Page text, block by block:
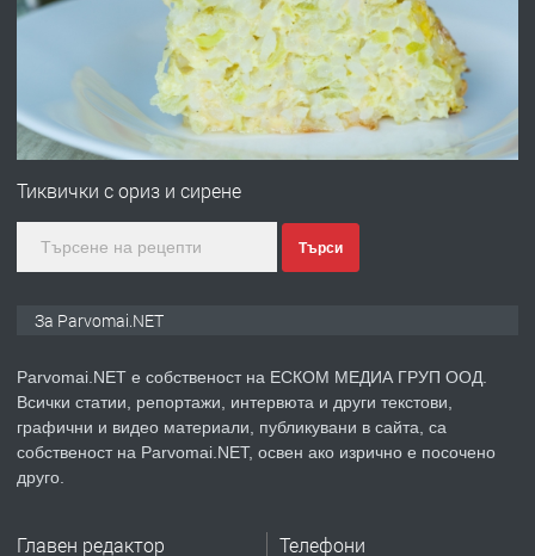
преди 1 година
ПРЕДЛАГА
Първи поход "По стъпките на Ангел
преди 1 година
ПРЕДЛАГА Уроци по Математика
Тиквички с ориз и сирене
Търси
За Parvomai.NET
Parvomai.NET е собственост на ЕСКОМ МЕДИА ГРУП ООД.
Всички статии, репортажи, интервюта и други текстови,
графични и видео материали, публикувани в сайта, са
собственост на Parvomai.NET, освен ако изрично е посочено
друго.
Главен редактор Телефони